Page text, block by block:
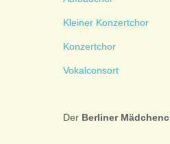
Kleiner Konzertchor
Konzertchor
Vokalconsort
Der Berliner